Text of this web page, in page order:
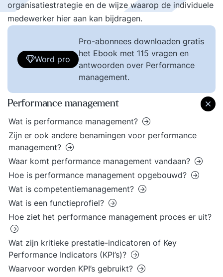
organisatiestrategie en de wijze waarop de individuele
medewerker hier aan kan bijdragen.
Word pro
Pro-abonnees downloaden gratis
het Ebook met 115 vragen en
antwoorden over Performance
management.
Performance management
Wat is performance management?
Zijn er ook andere benamingen voor performance
management?
Waar komt performance management vandaan?
Hoe is performance management opgebouwd?
Wat is competentiemanagement?
Wat is een functieprofiel?
Hoe ziet het performance management proces er uit?
Wat zijn kritieke prestatie-indicatoren of Key
Performance Indicators (KPI’s)?
Waarvoor worden KPI’s gebruikt?